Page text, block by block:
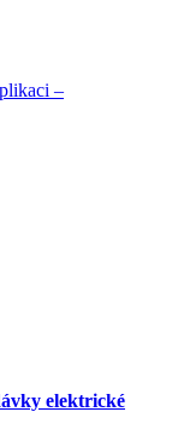
–
elektrické